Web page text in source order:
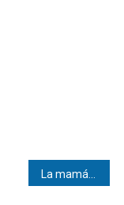
La mamá de Vozinha celebra el histórico empate de Cabo Verde